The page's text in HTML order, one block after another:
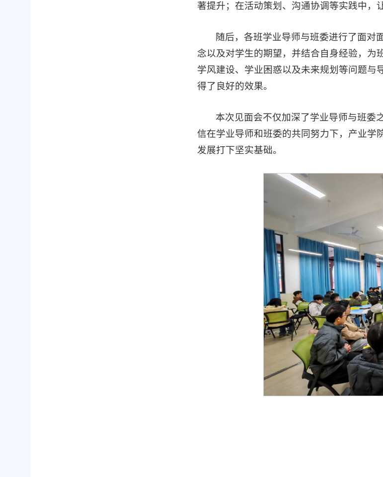
著提升；在活动策划、沟通协调等实践中，
随后，各班学业导师与班委进行了面对
念以及对学生的期望，并结合自身经验，为
学风建设、学业困惑以及未来规划等问题与
得了良好的效果。
本次见面会不仅加深了学业导师与班委
信在学业导师和班委的共同努力下，产业学
发展打下坚实基础。